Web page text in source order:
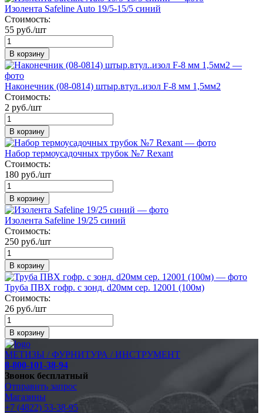
Изолента Safeline Auto 19/5-15/5 синий
Стоимость:
55 руб./шт
В корзину
Наконечник (08-0814) штыр.втул..изол F-8 мм 1,5мм2
Стоимость:
2 руб./шт
В корзину
Набор термоусадочных трубок №7 Rexant
Стоимость:
180 руб./шт
В корзину
Изолента Safeline 19/25 синий
Стоимость:
250 руб./шт
В корзину
Труба ПВХ гофр. с зонд. d20мм сер. 12001 (100м)
Стоимость:
26 руб./шт
В корзину
МЕТИЗЫ / ФУРНИТУРА / ИНСТРУМЕНТ
8-800-101-38-94
Звонок бесплатный
Отправить запрос
Магазины
+7 (4822) 53-38-95